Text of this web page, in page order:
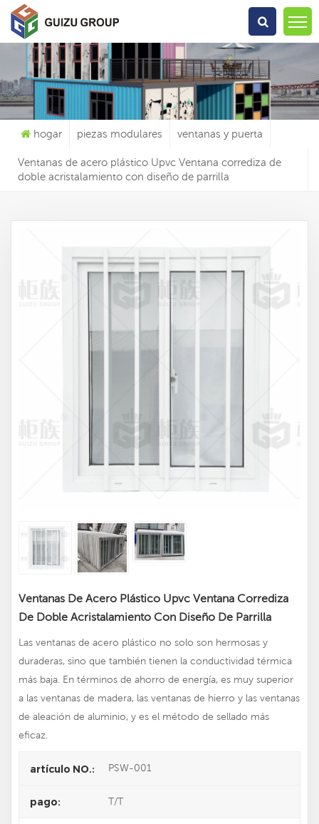
Qué Estás Buscando?
hogar piezas modulares ventanas y puerta
Ventanas de acero plástico Upvc Ventana corrediza de
doble acristalamiento con diseño de parrilla
Ventanas De Acero Plástico Upvc Ventana Corrediza
De Doble Acristalamiento Con Diseño De Parrilla
Las ventanas de acero plástico no solo son hermosas y
duraderas, sino que también tienen la conductividad térmica
más baja. En términos de ahorro de energía, es muy superior
a las ventanas de madera, las ventanas de hierro y las ventanas
de aleación de aluminio, y es el método de sellado más
eficaz.
artículo NO.: PSW-001
pago: T/T